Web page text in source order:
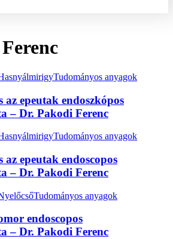
Tudományos anyagok
epeutak endoszkópos
– Dr. Pakodi Ferenc
Tudományos anyagok
epeutak endoscopos
– Dr. Pakodi Ferenc
Tudományos anyagok
endoscopos
– Dr. Pakodi Ferenc